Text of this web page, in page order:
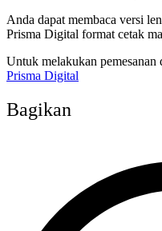
Anda dapat membaca versi
Prisma Digital format cetak
Untuk melakukan
Prisma Digital
Bagikan